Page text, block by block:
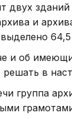
двух зданий
и
64,5
и об
решать в
группа